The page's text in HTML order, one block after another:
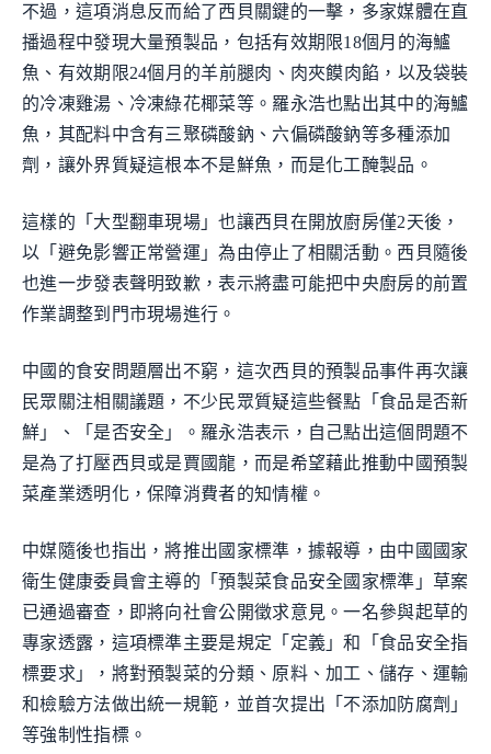
不過，這項消息反而給了西貝關鍵的一擊，多家媒體在直
播過程中發現大量預製品，包括有效期限18個月的海鱸
魚、有效期限24個月的羊前腿肉、肉夾饃肉餡，以及袋裝
的冷凍雞湯、冷凍綠花椰菜等。羅永浩也點出其中的海鱸
魚，其配料中含有三聚磷酸鈉、六偏磷酸鈉等多種添加
劑，讓外界質疑這根本不是鮮魚，而是化工醃製品。
這樣的「大型翻車現場」也讓西貝在開放廚房僅2天後，
以「避免影響正常營運」為由停止了相關活動。西貝隨後
也進一步發表聲明致歉，表示將盡可能把中央廚房的前置
作業調整到門市現場進行。
中國的食安問題層出不窮，這次西貝的預製品事件再次讓
民眾關注相關議題，不少民眾質疑這些餐點「食品是否新
鮮」、「是否安全」。羅永浩表示，自己點出這個問題不
是為了打壓西貝或是賈國龍，而是希望藉此推動中國預製
菜產業透明化，保障消費者的知情權。
中媒隨後也指出，將推出國家標準，據報導，由中國國家
衛生健康委員會主導的「預製菜食品安全國家標準」草案
已通過審查，即將向社會公開徵求意見。一名參與起草的
專家透露，這項標準主要是規定「定義」和「食品安全指
標要求」，將對預製菜的分類、原料、加工、儲存、運輸
和檢驗方法做出統一規範，並首次提出「不添加防腐劑」
等強制性指標。